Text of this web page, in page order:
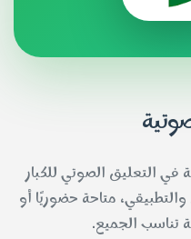
في التعليق الصوتي للكبار
متاحة حضوريًا أو
تناسب الجميع.